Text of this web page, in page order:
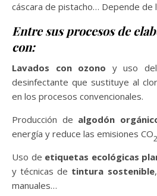
cáscara de pistacho… Depende de
Entre sus procesos de
con:
Lavados con ozono y uso
desinfectante que sustituye al
en los procesos convencionales.
Producción de algodón
energía y reduce las emisiones CO2
Uso de etiquetas ecológicas
y técnicas de tintura sostenible
manuales…